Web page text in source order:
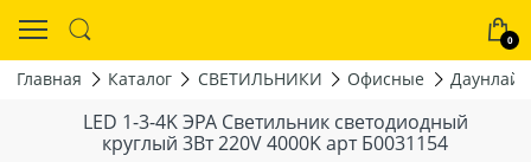
0
Главная Каталог СВЕТИЛЬНИКИ Офисные
LED 1-3-4K ЭРА Светильник светодиодный
круглый 3Вт 220V 4000K арт Б0031154